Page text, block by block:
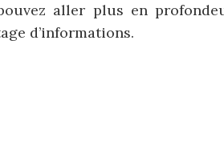
aller plus en
d’informations.